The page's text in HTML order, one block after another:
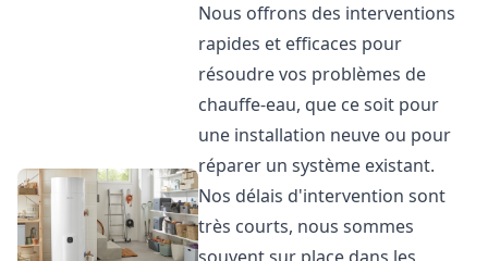
Nous offrons des interventions
rapides et efficaces pour
résoudre vos problèmes de
chauffe-eau, que ce soit pour
une installation neuve ou pour
réparer un système existant.
Nos délais d'intervention sont
très courts, nous sommes